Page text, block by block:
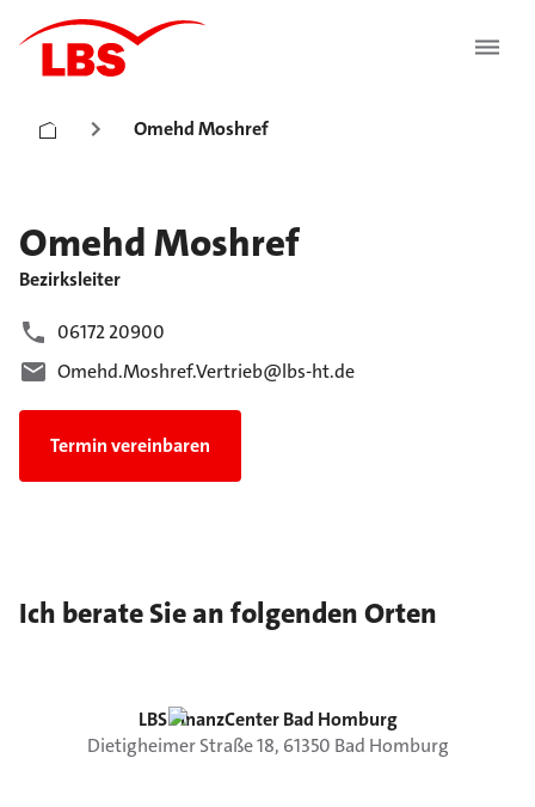
Omehd Moshref
OmehdMoshref
Bezirksleiter
06172 20900
Omehd.Moshref.Vertrieb@lbs-ht.de
Termin vereinbaren
Ich berate Sie an folgenden Orten
LBS FinanzCenter Bad Homburg
Dietigheimer Straße18, 61350 Bad Homburg